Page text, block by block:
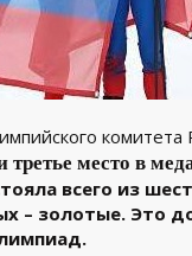
комитета
место в
всего из
– золотые. Это